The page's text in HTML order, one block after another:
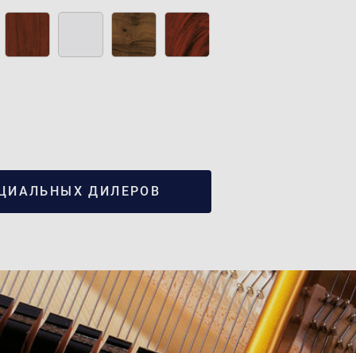
ДИЛЕРОВ